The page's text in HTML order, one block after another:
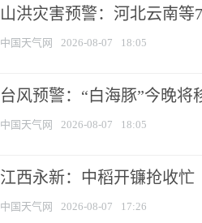
山洪灾害预警：河北云南
中国天气网 2026-08-07 18:05
台风预警：“白海豚”今晚将
中国天气网 2026-08-07 18:05
江西永新：中稻开镰抢收忙
中国天气网 2026-08-07 17:26